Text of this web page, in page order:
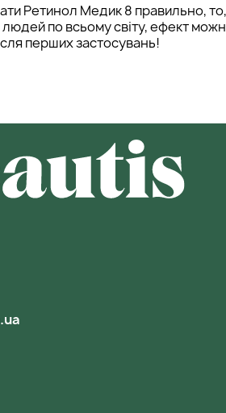
Ретинол Медик 8 правильно, то,
людей по всьому світу, ефект
перших застосувань!